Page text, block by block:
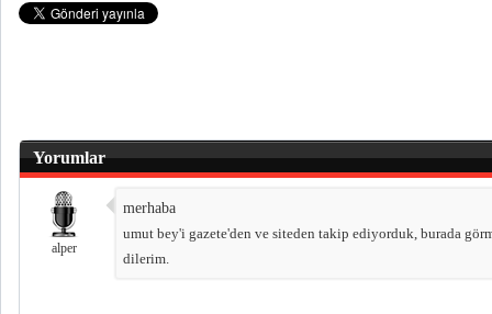
Yorumlar
alper
merhaba
umut bey'i gazete'den ve siteden takip ediyorduk, burada
dilerim.